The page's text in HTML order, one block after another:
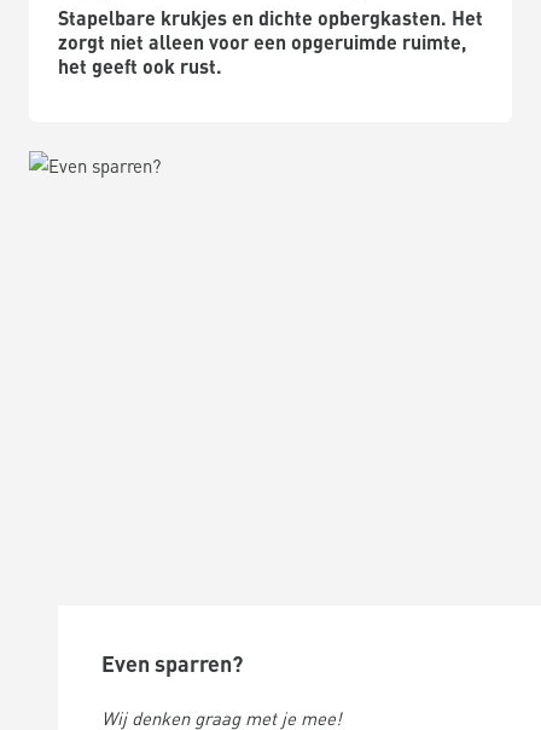
Stapelbare krukjes en dichte opbergkasten. Het
zorgt niet alleen voor een opgeruimde ruimte,
het geeft ook rust.
Even sparren?
Wij denken graag met je mee!